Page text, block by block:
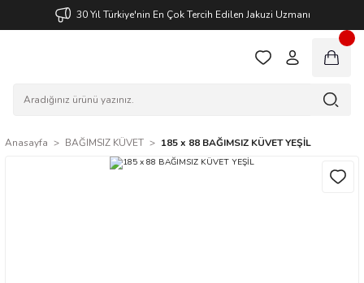
30 Yıl Türkiye'nin En Çok Tercih Edilen Jakuzi Uzmanı
Anasayfa BAĞIMSIZ KÜVET 185 x 88 BAĞIMSIZ KÜVET YEŞİL